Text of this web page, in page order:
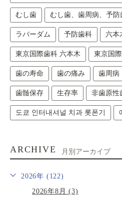
むし歯 むし歯、歯周病、予防
ラバーダム 予防歯科 六本
東京国際歯科 六本木 東京国
歯の寿命 歯の痛み 歯周病
歯髄保存 生存率 非歯原性
도쿄 인터내셔널 치과 롯폰기
ARCHIVE 月別アーカイブ
2026年 (122)
2026年8月 (3)